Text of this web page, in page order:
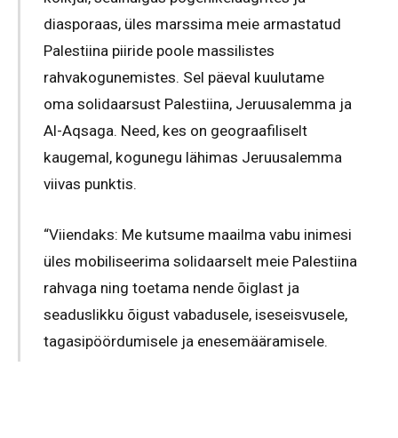
diasporaas, üles marssima meie armastatud
Palestiina piiride poole massilistes
rahvakogunemistes. Sel päeval kuulutame
oma solidaarsust Palestiina, Jeruusalemma ja
Al-Aqsaga. Need, kes on geograafiliselt
kaugemal, kogunegu lähimas Jeruusalemma
viivas punktis.
“Viiendaks: Me kutsume maailma vabu inimesi
üles mobiliseerima solidaarselt meie Palestiina
rahvaga ning toetama nende õiglast ja
seaduslikku õigust vabadusele, iseseisvusele,
tagasipöördumisele ja enesemääramisele.